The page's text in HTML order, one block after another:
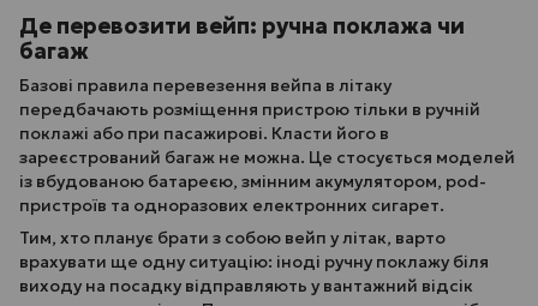
Де перевозити вейп: ручна поклажа чи
багаж
Базові правила перевезення вейпа в літаку
передбачають розміщення пристрою тільки в ручній
поклажі або при пасажирові. Класти його в
зареєстрований багаж не можна. Це стосується моделей
із вбудованою батареєю, змінним акумулятором, pod-
пристроїв та одноразових електронних сигарет.
Тим, хто планує брати з собою вейп у літак, варто
врахувати ще одну ситуацію: іноді ручну поклажу біля
виходу на посадку відправляють у вантажний відсік